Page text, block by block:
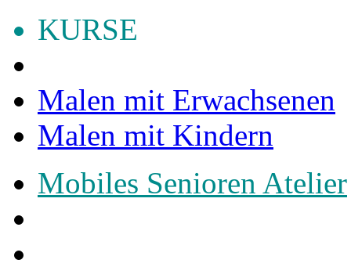
KURSE
Malen mit Erwachsenen
Malen mit Kindern
Mobiles Senioren Atelier